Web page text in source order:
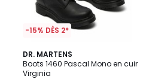
-15% DÈS 2*
DR. MARTENS
Boots 1460 Pascal Mono en cuir
Virginia
4,2
/ 5